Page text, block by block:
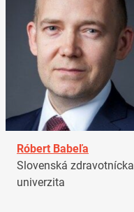
Róbert Babeľa
Slovenská zdravotnícka
univerzita